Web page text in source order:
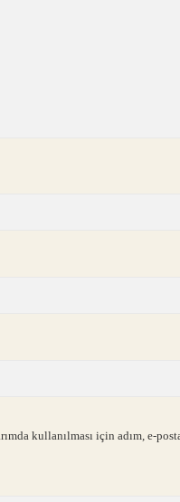
kullanılması için adım, e-